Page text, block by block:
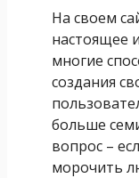
На своем
настоящее
многие
создания
больше
вопрос –
морочить